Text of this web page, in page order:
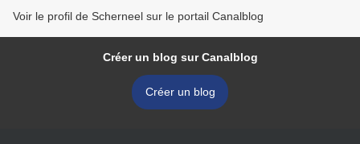
Voir le profil de Scherneel sur le portail Canalblog
Créer un blog sur Canalblog
Créer un blog